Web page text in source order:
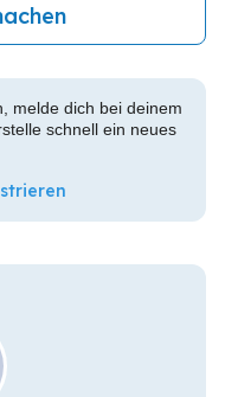
melde dich bei deinem
schnell ein neues